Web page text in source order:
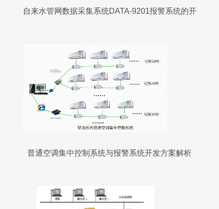
自来水管网数据采集系统DATA-9201报警系统的开
普通空调集中控制系统与报警系统开发方案解析